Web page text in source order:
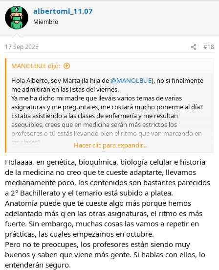
albertoml_11.07
Miembro
17 Sep 2025 #18
MANOLBUE dijo:
Hola Alberto, soy Marta (la hija de@MANOLBUE), no si finalmente
me admitirán en las listas del viernes.
Ya me ha dicho mi madre que lleváis varios temas de varias
asignaturas y me pregunta es, me costará mucho ponerme al día?
Estaba asistiendo a las clases de enfermería y me resultan
asequibles, crees que en medicina serán más estrictos los
profesores o tú estás llevando bien el ritmo que van marcando en
las clases?
Muchas gracias y seguimos en contacto
Hacer clic para expandir...
Holaaaa, en genética, bioquímica, biología celular e historia
de la medicina no creo que te cueste adaptarte, llevamos
medianamente poco, los contenidos son bastantes parecidos
a 2° Bachillerato y el temario está subido a platea.
Anatomía puede que te cueste algo más porque hemos
adelantado más q en las otras asignaturas, el ritmo es más
fuerte. Sin embargo, muchas cosas las vamos a repetir en
prácticas, las cuales empezamos en octubre.
Pero no te preocupes, los profesores están siendo muy
buenos y saben que viene más gente. Si hablas con ellos, lo
entenderán seguro.